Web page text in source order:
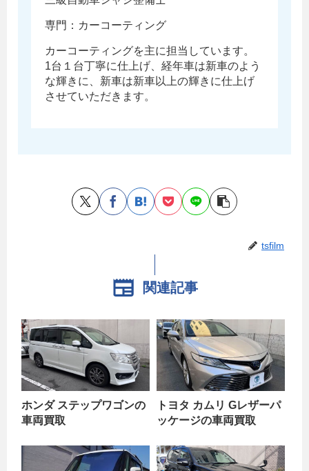
専門：カーコーティング
カーコーティングを主に担当しています。
1台１台丁寧に仕上げ、経年車は新車のよう
な輝きに、新車は新車以上の輝きに仕上げ
させていただきます。
tsfilm
関連記事
ホンダ ステップワゴンの
車両買取
トヨタ カムリ Gレザーパ
ッケージの車両買取